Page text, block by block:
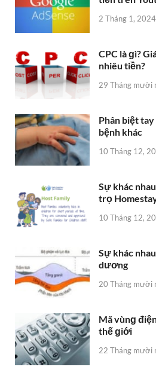
2 Tháng 1, 2024
CPC là ɡì?
nhiêu tiền?
29 Tháng mười
Phân biệt
bệnh khác
10 Tháng 12,
Sự khác
trọ
10 Tháng 12,
Sự khác
dương
20 Tháng mười
Mã vùnɡ
thế ɡiới
22 Tháng mười